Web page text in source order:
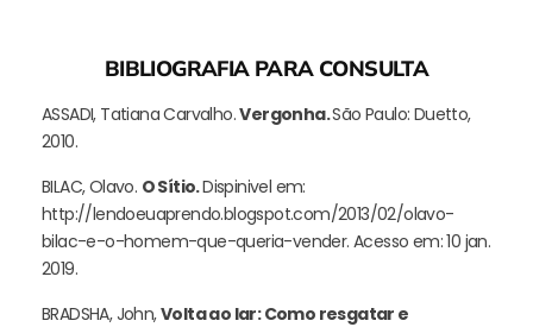
BIBLIOGRAFIA PARA CONSULTA
ASSADI, Tatiana Carvalho.Vergonha.São Paulo: Duetto,
2010.
BILAC, Olavo. O Sítio.Dispinivel em:
http://lendoeuaprendo.blogspot.com/2013/02/olavo-
bilac-e-o-homem-que-queria-vender. Acesso em: 10 jan.
2019.
BRADSHA, John,Volta ao lar: Como resgatar e